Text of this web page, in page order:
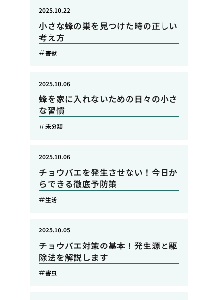
小さな蜂の巣を見つけた時の正しい
考え方
2025.10.22
害獣
蜂を家に入れないための日々の小さ
な習慣
2025.10.06
未分類
チョウバエを発生させない！今日か
らできる徹底予防策
2025.10.06
生活
チョウバエ対策の基本！発生源と駆
除法を解説します
2025.10.05
害虫